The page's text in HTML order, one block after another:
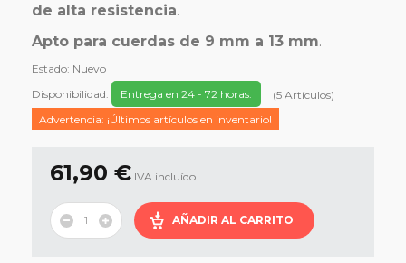
de alta resistencia.
Apto para cuerdas de 9 mm a 13 mm.
Estado: Nuevo
Disponibilidad:
Entrega en 24 - 72 horas. (5 Artículos)
Advertencia: ¡Últimos artículos en inventario!
61,90 € IVA incluído
AÑADIR AL CARRITO